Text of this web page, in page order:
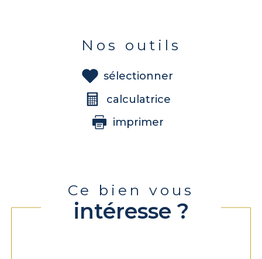
Nos outils
sélectionner
calculatrice
imprimer
Ce bien vous
intéresse ?